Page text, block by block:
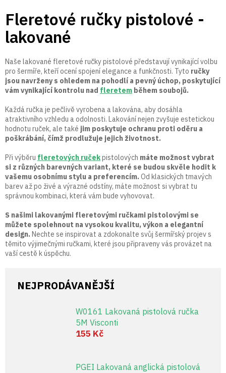
na
obsah
Fleretové ručky pistolové -
lakované
Naše lakované fleretové ručky pistolové představují vynikající volbu
pro šermíře, kteří ocení spojení elegance a funkčnosti. Tyto ručky
jsou navrženy s ohledem na pohodlí a pevný úchop, poskytující
vám vynikající kontrolu nad fleretem během soubojů.
Každá ručka je pečlivě vyrobena a lakována, aby dosáhla
atraktivního vzhledu a odolnosti. Lakování nejen zvyšuje estetickou
hodnotu ruček, ale také jim poskytuje ochranu proti oděru a
poškrábání, čímž prodlužuje jejich životnost.
Při výběru fleretových ručekpistolových máte možnost vybrat
si z různých barevných variant, které se budou skvěle hodit k
vašemu osobnímu stylu a preferencím. Od klasických tmavých
barev až po živé a výrazné odstíny, máte možnost si vybrat tu
správnou kombinaci, která vám bude vyhovovat.
S našimi lakovanými fleretovými ručkami pistolovými se
můžete spolehnout na vysokou kvalitu, výkon a elegantní
design. Nechte se inspirovat a zdokonalte svůj šermířský projev s
těmito výjimečnými ručkami, které jsou připraveny vás provázet na
vaší cestě k úspěchu.
NEJPRODÁVANĚJŠÍ
W0161 Lakovaná pistolová ručka
5M Visconti
155 Kč
PGEI Lakovaná anglická pistolová